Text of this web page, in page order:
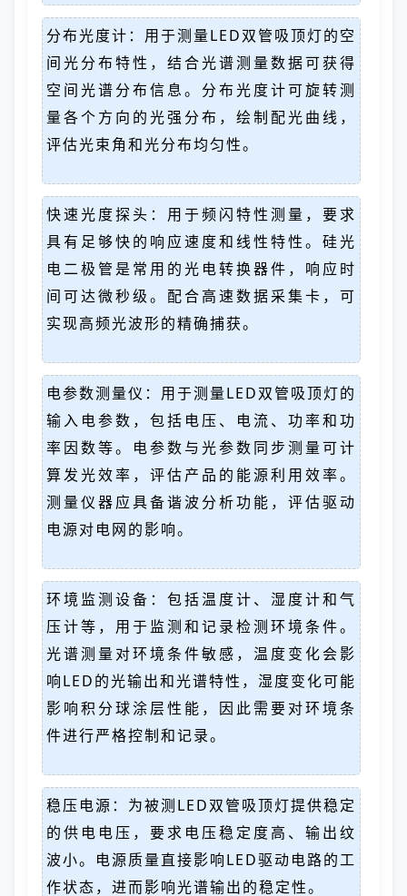
分布光度计：用于测量LED双管吸顶灯的空
间光分布特性，结合光谱测量数据可获得
空间光谱分布信息。分布光度计可旋转测
量各个方向的光强分布，绘制配光曲线，
评估光束角和光分布均匀性。
快速光度探头：用于频闪特性测量，要求
具有足够快的响应速度和线性特性。硅光
电二极管是常用的光电转换器件，响应时
间可达微秒级。配合高速数据采集卡，可
实现高频光波形的精确捕获。
电参数测量仪：用于测量LED双管吸顶灯的
输入电参数，包括电压、电流、功率和功
率因数等。电参数与光参数同步测量可计
算发光效率，评估产品的能源利用效率。
测量仪器应具备谐波分析功能，评估驱动
电源对电网的影响。
环境监测设备：包括温度计、湿度计和气
压计等，用于监测和记录检测环境条件。
光谱测量对环境条件敏感，温度变化会影
响LED的光输出和光谱特性，湿度变化可能
影响积分球涂层性能，因此需要对环境条
件进行严格控制和记录。
稳压电源：为被测LED双管吸顶灯提供稳定
的供电电压，要求电压稳定度高、输出纹
波小。电源质量直接影响LED驱动电路的工
作状态，进而影响光谱输出的稳定性。